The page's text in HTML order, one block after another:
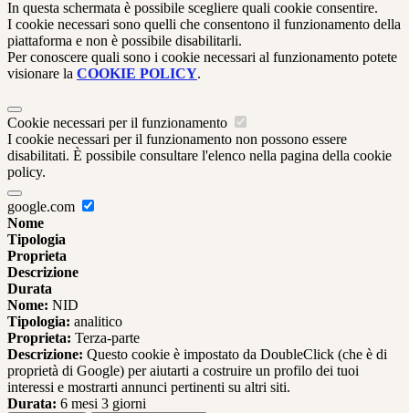
In questa schermata è possibile scegliere quali cookie consentire.
I cookie necessari sono quelli che consentono il funzionamento della
piattaforma e non è possibile disabilitarli.
Per conoscere quali sono i cookie necessari al funzionamento potete
visionare la COOKIE POLICY.
Cookie necessari per il funzionamento
I cookie necessari per il funzionamento non possono essere
disabilitati. È possibile consultare l'elenco nella pagina della cookie
policy.
google.com
Nome
Tipologia
Proprieta
Descrizione
Durata
Nome: NID
Tipologia: analitico
Proprieta: Terza-parte
Descrizione: Questo cookie è impostato da DoubleClick (che è di
proprietà di Google) per aiutarti a costruire un profilo dei tuoi
interessi e mostrarti annunci pertinenti su altri siti.
Durata: 6 mesi 3 giorni